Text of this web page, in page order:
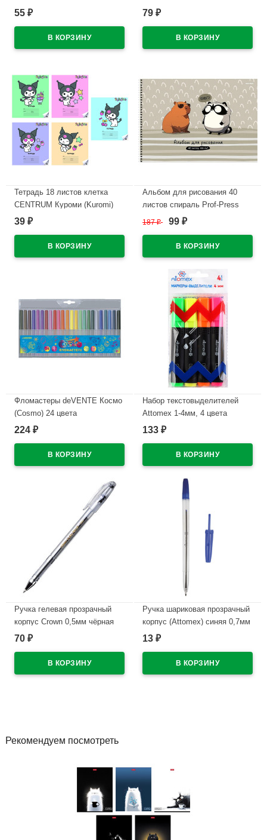
штук в наборе арт Т50-10
55 ₽
односторонний РАША
79 ₽
Тетрадь 18 листов клетка
CENTRUM Куроми (Kuromi)
УФ-лак ассорти арт.71611
39 ₽
Альбом для рисования 40
листов спираль Prof-Press
Капибара и енот матовая
арт.А40-8351
187₽ 99 ₽
Фломастеры deVENTE Космо
(Cosmo) 24 цвета
пластиковый блистер
224 ₽
Набор текстовыделителей
Attomex 1-4мм, 4 цвета
(желтый/зеленый/оранжевый/
133 ₽
Ручка гелевая прозрачный
корпус Crown 0,5мм чёрная
В наличии
70 ₽
Ручка шариковая прозрачный
корпус (Attomex) синяя 0,7мм
арт.5073320
13 ₽
Рекомендуем посмотреть